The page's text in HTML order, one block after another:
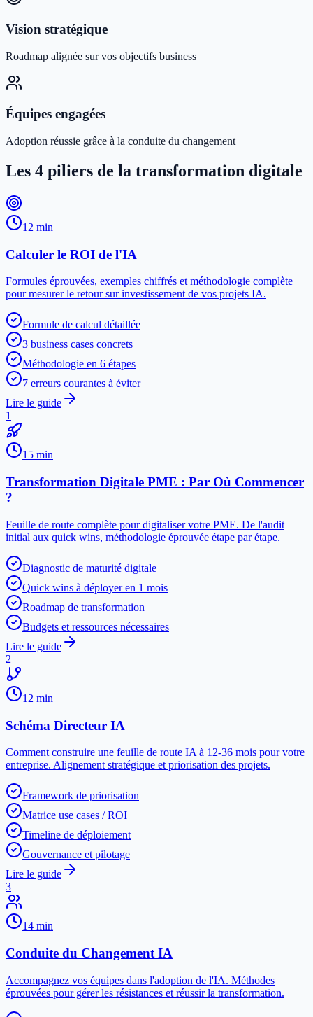
Vision stratégique
Roadmap alignée sur vos objectifs business
Équipes engagées
Adoption réussie grâce à la conduite du changement
Les 4 piliers de la transformation digitale
12 min
Calculer le ROI de l'IA
Formules éprouvées, exemples chiffrés et méthodologie complète
pour mesurer le retour sur investissement de vos projets IA.
Formule de calcul détaillée
3 business cases concrets
Méthodologie en 6 étapes
7 erreurs courantes à éviter
Lire le guide
1
15 min
Transformation Digitale PME : Par Où Commencer
?
Feuille de route complète pour digitaliser votre PME. De l'audit
initial aux quick wins, méthodologie éprouvée étape par étape.
Diagnostic de maturité digitale
Quick wins à déployer en 1 mois
Roadmap de transformation
Budgets et ressources nécessaires
Lire le guide
2
12 min
Schéma Directeur IA
Comment construire une feuille de route IA à 12-36 mois pour votre
entreprise. Alignement stratégique et priorisation des projets.
Framework de priorisation
Matrice use cases / ROI
Timeline de déploiement
Gouvernance et pilotage
Lire le guide
3
14 min
Conduite du Changement IA
Accompagnez vos équipes dans l'adoption de l'IA. Méthodes
éprouvées pour gérer les résistances et réussir la transformation.